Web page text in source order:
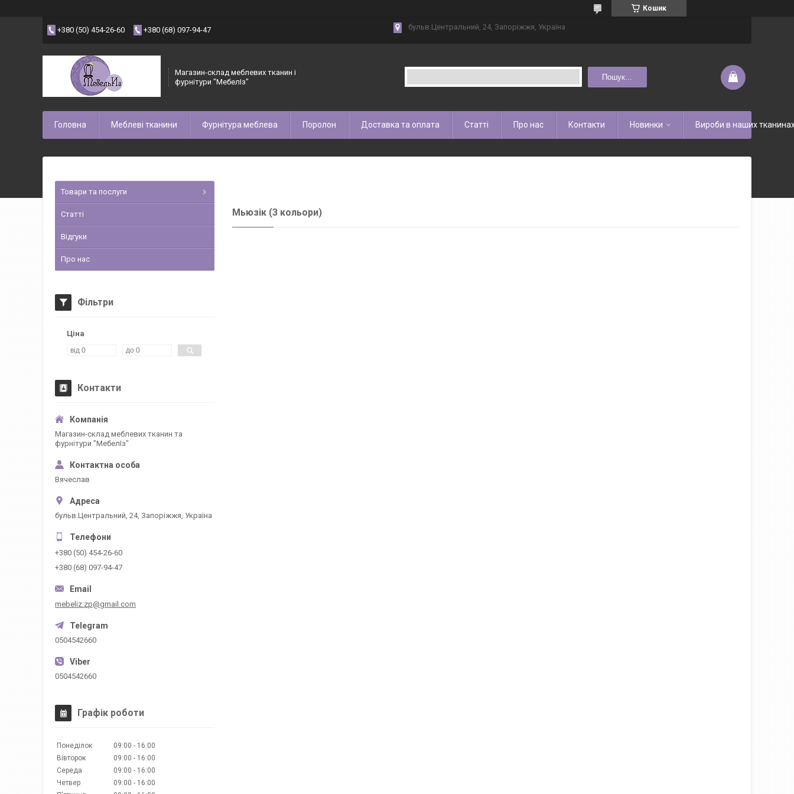
Кошик
+380 (50) 454-26-60 +380 (68) 097-94-47 бульв.Центральний, 24, Запоріжжя, Україна
Магазин-склад меблевих тканин і
фурнітури "МебелІз"
Пошук...
Головна Меблеві тканини Фурнітура меблева Поролон Доставка та оплата Статті Про нас Контакти Новинки Вироби в наших
Мьюзік (3 кольори)
Товари та послуги
Статті
Відгуки
Про нас
Фільтри
Ціна
Контакти
Магазин-склад меблевих тканин та
фурнітури "МебелІз"
Вячеслав
бульв.Центральний, 24, Запоріжжя, Україна
+380 (50) 454-26-60
+380 (68) 097-94-47
mebeliz.zp@gmail.com
0504542660
0504542660
Графік роботи
Понеділок 09:00
16:00
Вівторок
09:00
16:00
Середа
09:00
16:00
Четвер
09:00
16:00